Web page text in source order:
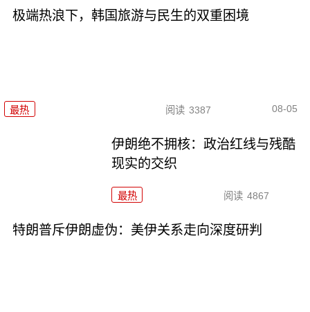
极端热浪下，韩国旅游与民生的双重困境
最热 阅读 3387 08-05
伊朗绝不拥核：政治红线与残酷
现实的交织
最热 阅读 4867
特朗普斥伊朗虚伪：美伊关系走向深度研判